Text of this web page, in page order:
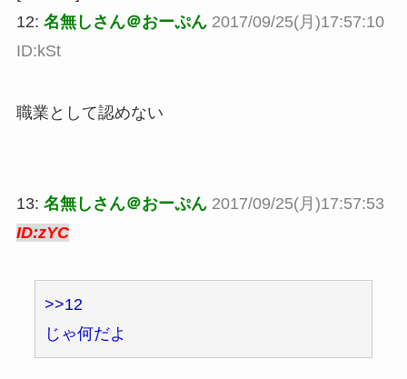
12: 名無しさん＠おーぷん 2017/09/25(月)17:57:10
ID:kSt
職業として認めない
13: 名無しさん＠おーぷん 2017/09/25(月)17:57:53
ID:zYC
>>12
じゃ何だよ